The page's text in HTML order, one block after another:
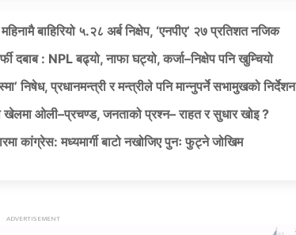
बाहिरियो ५.२८ अर्ब निक्षेप, ‘एनपीए’ २७ प्रतिशत नजिक
दबाब : NPL बढ्यो, नाफा घट्यो, कर्जा–निक्षेप पनि खुम्चियो
निषेध, प्रधानमन्त्री र मन्त्रीले पनि मान्नुपर्ने सभामुखको निर्देशन
खेलमा ओली–प्रचण्ड, जनताको प्रश्न– राहत र सुधार खोइ ?
कांग्रेस: मध्यमार्गी बाटो नखोजिए पुनः फुट्ने जोखिम